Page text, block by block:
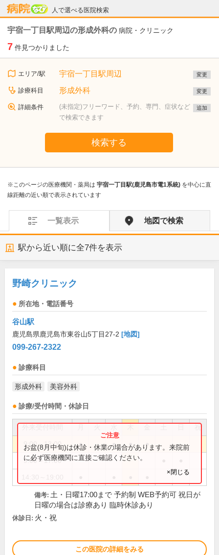
人で選べる医院検索
病院なび
宇宿一丁目駅周辺の形成外科の 病院・クリニック
7 件見つかりました
エリア/駅 宇宿一丁目駅周辺 変更
診療科目 形成外科 変更
詳細条件
(未指定)フリーワード、予約、専門、症状など
で検索できます
追加
検索する
※このページの医療機関・薬局は 宇宿一丁目駅(鹿児島市電1系統) を中心に直
線距離の近い順で表示されています
一覧表示 地図で検索
駅から近い順に全7件を表示
野崎クリニック
所在地・電話番号
谷山駅
鹿児島県鹿児島市東谷山5丁目27-2 [地図]
099-267-2322
診療科目
形成外科 美容外科
診療/受付時間・休診日
祝
9:00～13:00 ● ● ● ●
9:00～17:00
お盆(8月中旬)は休診・休業の場合があります。来院前
に必ず医療機関に直接ご確認ください。
×閉じる
備考: 土・日曜17:00まで 予約制 WEB予約可 祝日が
日曜の場合は診療あり 臨時休診あり
休診日: 火・祝
この医院の詳細をみる